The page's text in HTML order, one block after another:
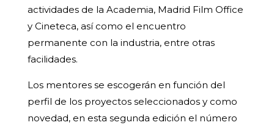
actividades de la Academia, Madrid Film Office
y Cineteca, así como el encuentro
permanente con la industria, entre otras
facilidades.
Los mentores se escogerán en función del
perfil de los proyectos seleccionados y como
novedad, en esta segunda edición el número